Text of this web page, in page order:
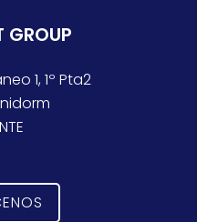
GROUP
1, 1º Pta2